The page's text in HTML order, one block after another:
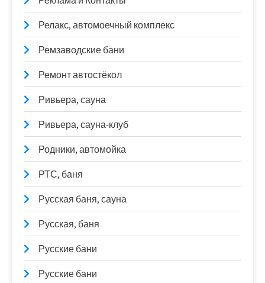
Релакс, автомоечный комплекс
Ремзаводские бани
Ремонт автостёкол
Ривьера, сауна
Ривьера, сауна-клуб
Родники, автомойка
РТС, баня
Русская баня, сауна
Русская, баня
Русские бани
Русские бани